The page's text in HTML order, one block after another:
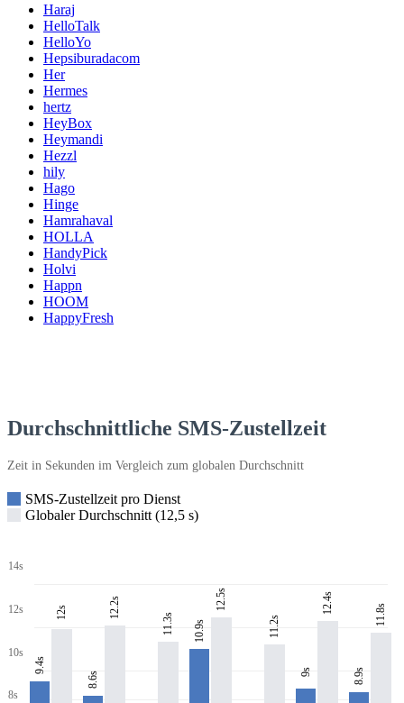
Haraj
HelloTalk
HelloYo
Hepsiburadacom
Her
Hermes
hertz
HeyBox
Heymandi
Hezzl
hily
Hago
Hinge
Hamrahaval
HOLLA
HandyPick
Holvi
Happn
HOOM
HappyFresh
Durchschnittliche SMS-Zustellzeit
Zeit in Sekunden im Vergleich zum globalen Durchschnitt
SMS-Zustellzeit pro Dienst
Globaler Durchschnitt (12,5 s)
14s
12s
10s
8s
9.4s
12s
8.6s
12.2s
11.3s 10.9s
12.5s
11.2s
9s
12.4s
8.9s
11.8s